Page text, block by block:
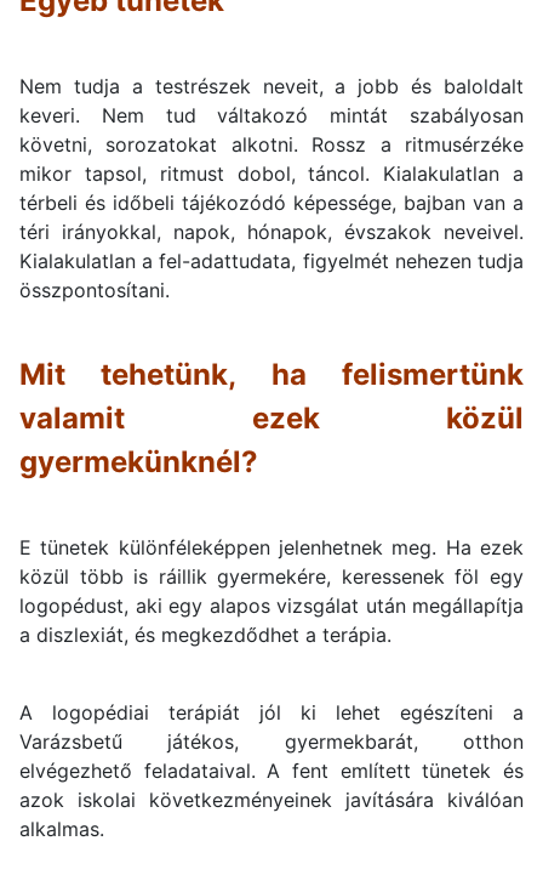
Nem tudja a testrészek neveit, a jobb és baloldalt
keveri. Nem tud váltakozó mintát szabályosan
követni, sorozatokat alkotni. Rossz a ritmusérzéke
mikor tapsol, ritmust dobol, táncol. Kialakulatlan a
térbeli és időbeli tájékozódó képessége, bajban van a
téri irányokkal, napok, hónapok, évszakok neveivel.
Kialakulatlan a fel-adattudata, figyelmét nehezen tudja
összpontosítani.
Mit tehetünk, ha felismertünk
valamit ezek közül
gyermekünknél?
E tünetek különféleképpen jelenhetnek meg. Ha ezek
közül több is ráillik gyermekére, keressenek föl egy
logopédust, aki egy alapos vizsgálat után megállapítja
a diszlexiát, és megkezdődhet a terápia.
A logopédiai terápiát jól ki lehet egészíteni a
Varázsbetű játékos, gyermekbarát, otthon
elvégezhető feladataival. A fent említett tünetek és
azok iskolai következményeinek javítására kiválóan
alkalmas.